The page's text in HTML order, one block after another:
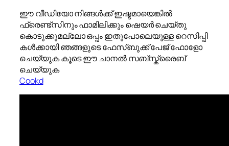
ഈ വീഡിയോ നിങ്ങൾക്ക് ഇഷ്ടമായെങ്കിൽ
ഫ്രെണ്ട്സിനും ഫാമിലിക്കും ഷെയർ ചെയ്തു
കൊടുക്കുമല്ലോ ഒപ്പം ഇതുപോലെയുള്ള റെസിപ്പി
കൾക്കായി ഞങ്ങളുടെ ഫേസ്ബുക്ക് പേജ് ഫോളോ
ചെയ്യുക കൂടെ ഈ ചാനൽ സബ്സ്ക്രൈബ്
ചെയ്യുക
Cookd